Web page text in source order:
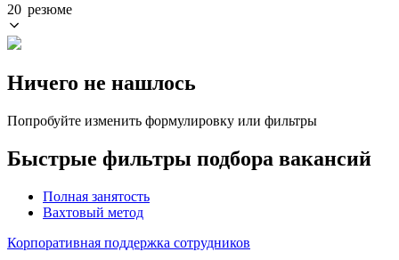
20 резюме
Ничего не нашлось
Попробуйте изменить формулировку или фильтры
Быстрые фильтры подбора вакансий
Полная занятость
Вахтовый метод
Корпоративная поддержка сотрудников